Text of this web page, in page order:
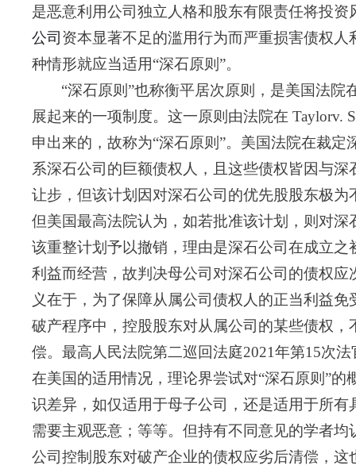
是恶意利用公司独立人格和股东有限责任将投
公司 资本显著不足的滥用行为而严重损害债权
种情形就应当适用“深石原则”。
“深石原则”也称衡平居次原则，是美国法
展起来的一项制度。这一原则由法院在 Taylorv.
申出来的，故称为“深石原则”。美国法院在裁
系深石公司的巨额债权人，且这些债权皆因与
让步，但该计划因对深石公司的优先股股东极
但美国最高法院认为，如若批准该计划，则对
该重整计划予以撤销，理由是深石公司在成立
利益而经营，故判决母公司对深石公司的债权
义在于，为了保障从属公司债权人的正当利益
破产程序中，控股股东对从属公司的某些债权
偿。最高人民法院第二巡回法庭2021年第1 5次法
在美国的适用情况，理论界尝试对“深石原则”
识差异，如仅适用于母子公司，还是适用于所
需要主观恶意；等等。 但持有不同意见的学者均
公司控制股东对破产企业的债权应劣后清偿，这